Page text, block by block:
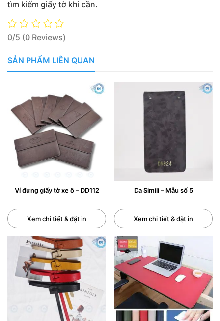
tìm kiếm giấy tờ khi cần.
0/5 (0 Reviews)
SẢN PHẨM LIÊN QUAN
Ví đựng giấy tờ xe ô – DD112
Xem chi tiết & đặt in
Da Simili – Mẫu số 5
Xem chi tiết & đặt in